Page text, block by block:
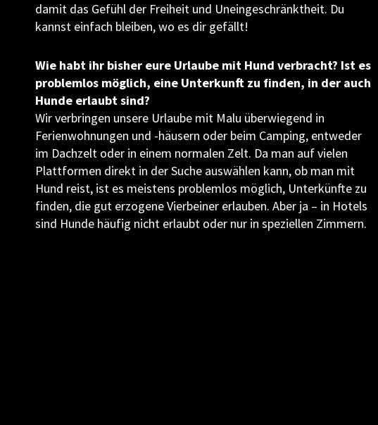
damit das Gefühl der Freiheit und Uneingeschränktheit. Du
kannst einfach bleiben, wo es dir gefällt!
Wie habt ihr bisher eure Urlaube mit Hund verbracht? Ist es
problemlos möglich, eine Unterkunft zu finden, in der auch
Hunde erlaubt sind?
Wir verbringen unsere Urlaube mit Malu überwiegend in
Ferienwohnungen und -häusern oder beim Camping, entweder
im Dachzelt oder in einem normalen Zelt. Da man auf vielen
Plattformen direkt in der Suche auswählen kann, ob man mit
Hund reist, ist es meistens problemlos möglich, Unterkünfte zu
finden, die gut erzogene Vierbeiner erlauben. Aber ja – in Hotels
sind Hunde häufig nicht erlaubt oder nur in speziellen Zimmern.